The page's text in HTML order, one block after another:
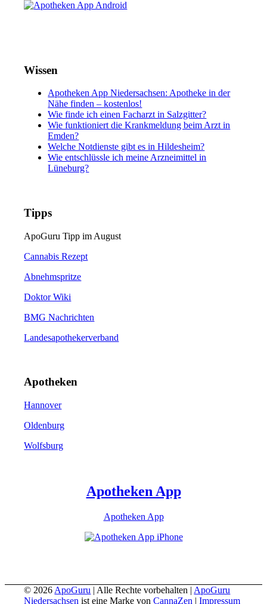
Wissen
Apotheken App Niedersachsen: Apotheke in der
Nähe finden – kostenlos!
Wie finde ich einen Facharzt in Salzgitter?
Wie funktioniert die Krankmeldung beim Arzt in
Emden?
Welche Notdienste gibt es in Hildesheim?
Wie entschlüssle ich meine Arzneimittel in
Lüneburg?
Tipps
ApoGuru Tipp im August
Cannabis Rezept
Abnehmspritze
Doktor Wiki
BMG Nachrichten
Landesapothekerverband
Apotheken
Hannover
Oldenburg
Wolfsburg
Apotheken App
Apotheken App
© 2026 ApoGuru | Alle Rechte vorbehalten | ApoGuru
Niedersachsen ist eine Marke vonCannaZen |Impressum